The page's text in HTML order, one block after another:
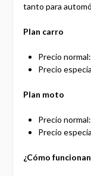
tanto para
Plan carro
Precio
Precio
Plan moto
Precio
Precio
¿Cómo